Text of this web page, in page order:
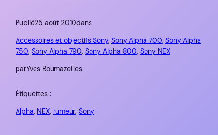
Publié25 août 2010dans
Accessoires et objectifs Sony, Sony Alpha 700, Sony Alpha
750, Sony Alpha 790, Sony Alpha 800, Sony NEX
parYves Roumazeilles
Étiquettes :
Alpha, NEX, rumeur, Sony